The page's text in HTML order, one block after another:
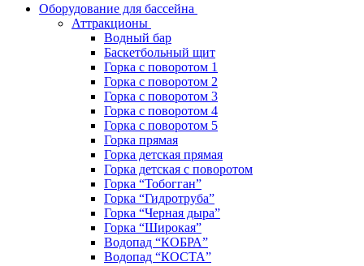
Оборудование для бассейна
Аттракционы
Водный бар
Баскетбольный щит
Горка с поворотом 1
Горка с поворотом 2
Горка с поворотом 3
Горка с поворотом 4
Горка с поворотом 5
Горка прямая
Горка детская прямая
Горка детская с поворотом
Горка “Тобогган”
Горка “Гидротруба”
Горка “Черная дыра”
Горка “Широкая”
Водопад “КОБРА”
Водопад “КОСТА”